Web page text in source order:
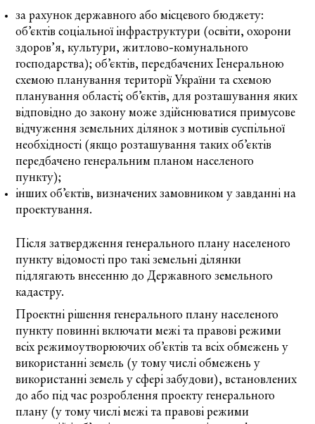
за рахунок державного або місцевого бюджету:
об’єктів соціальної інфраструктури (освіти, охорони
здоров’я, культури, житлово-комунального
господарства); об’єктів, передбачених Генеральною
схемою планування території України та схемою
планування області; об’єктів, для розташування яких
відповідно до закону може здійснюватися примусове
відчуження земельних ділянок з мотивів суспільної
необхідності (якщо розташування таких об’єктів
передбачено генеральним планом населеного
пункту);
інших об’єктів, визначених замовником у завданні на
проектування.
Після затвердження генерального плану населеного
пункту відомості про такі земельні ділянки
підлягають внесенню до Державного земельного
кадастру.
Проектні рішення генерального плану населеного
пункту повинні включати межі та правові режими
всіх режимоутворюючих об’єктів та всіх обмежень у
використанні земель (у тому числі обмежень у
використанні земель у сфері забудови), встановлених
до або під час розроблення проекту генерального
плану (у тому числі межі та правові режими